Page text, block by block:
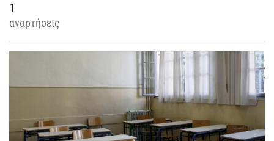
1
αναρτήσεις